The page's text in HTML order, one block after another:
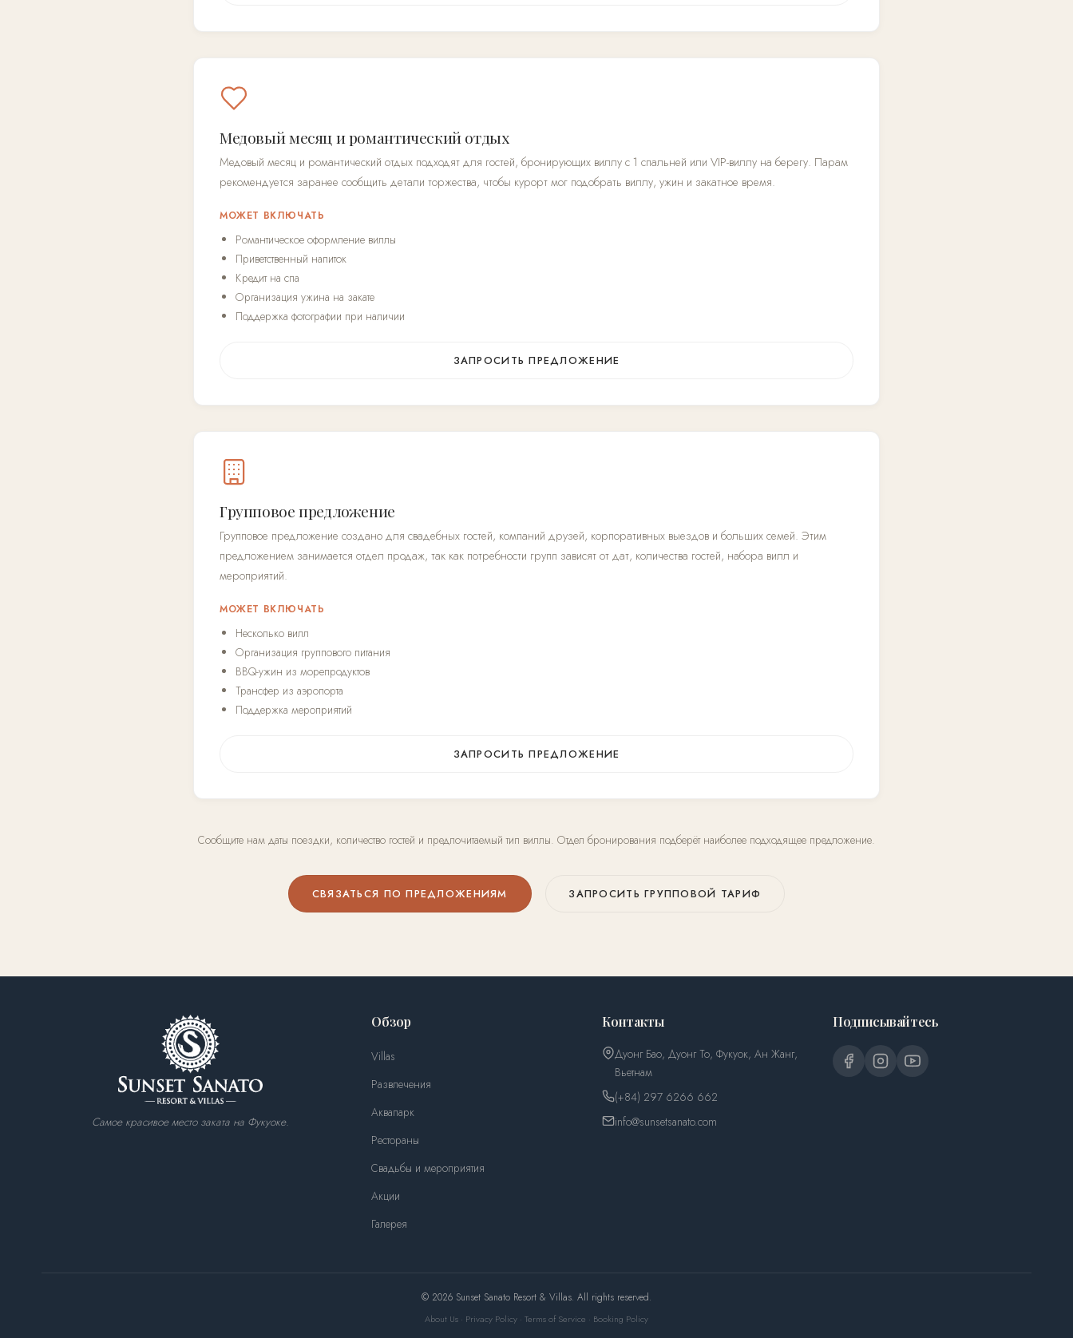
Медовый месяц и романтический отдых
Медовый месяц и романтический отдых подходят для гостей, бронирующих виллу с 1 спальней или VIP-виллу на берегу. Парам
рекомендуется заранее сообщить детали торжества, чтобы курорт мог подобрать виллу, ужин и закатное время.
МОЖЕТ ВКЛЮЧАТЬ
Романтическое оформление виллы
Приветственный напиток
Кредит на спа
Организация ужина на закате
Поддержка фотографии при наличии
ЗАПРОСИТЬ ПРЕДЛОЖЕНИЕ
Групповое предложение
Групповое предложение создано для свадебных гостей, компаний друзей, корпоративных выездов и больших семей. Этим
предложением занимается отдел продаж, так как потребности групп зависят от дат, количества гостей, набора вилл и
мероприятий.
МОЖЕТ ВКЛЮЧАТЬ
Несколько вилл
Организация группового питания
BBQ-ужин из морепродуктов
Трансфер из аэропорта
Поддержка мероприятий
ЗАПРОСИТЬ ПРЕДЛОЖЕНИЕ
Сообщите нам даты поездки, количество гостей и предпочитаемый тип виллы. Отдел бронирования подберёт наиболее подходящее предложение.
СВЯЗАТЬСЯ ПО ПРЕДЛОЖЕНИЯМ ЗАПРОСИТЬ ГРУППОВОЙ ТАРИФ
Самое красивое место заката на Фукуоке.
Обзор
Villas
Развлечения
Аквапарк
Рестораны
Свадьбы и мероприятия
Акции
Галерея
Контакты
Дуонг Бао, Дуонг То, Фукуок, Ан Жанг,
Вьетнам
(+84) 297 6266 662
info@sunsetsanato.com
Подписывайтесь
© 2026 Sunset Sanato Resort & Villas. All rights reserved.
About Us · Privacy Policy · Terms of Service · Booking Policy